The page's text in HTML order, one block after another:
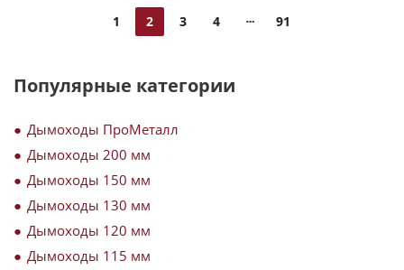
1 2 3 4 91
Популярные категории
Дымоходы ПроМеталл
Дымоходы 200 мм
Дымоходы 150 мм
Дымоходы 130 мм
Дымоходы 120 мм
Дымоходы 115 мм